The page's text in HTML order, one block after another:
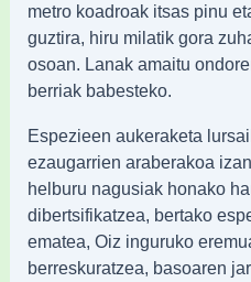
metro koadroak itsas pinu
guztira, hiru milatik gora
osoan. Lanak amaitu
berriak babesteko.
Espezieen aukeraketa
ezaugarrien araberakoa
helburu nagusiak honako
dibertsifikatzea, bertako
ematea, Oiz inguruko
berreskuratzea, basoaren